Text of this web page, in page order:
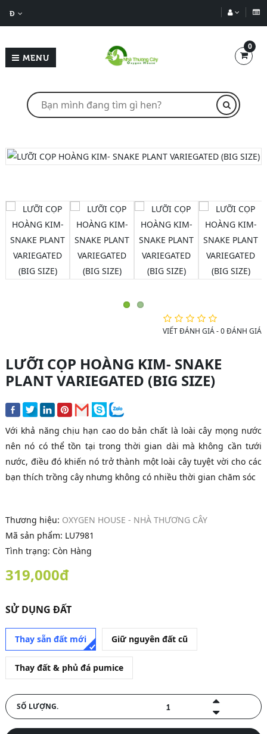
Đ
MENU
0
VIẾT ĐÁNH GIÁ-0 ĐÁNH GIÁ
LƯỠI CỌP HOÀNG KIM- SNAKE
PLANT VARIEGATED (BIG SIZE)
Với khả năng chịu hạn cao do bản chất là loài cây mọng nước
nên nó có thể tồn tại trong thời gian dài mà không cần tưới
nước, điều đó khiến nó trở thành một loài cây tuyệt vời cho các
bạn thích trồng cây nhưng không có nhiều thời gian chăm sóc
Thương hiệu: OXYGEN HOUSE - NHÀ THƯƠNG CÂY
Mã sản phẩm: LU7981
Tình trạng: Còn Hàng
319,000đ
SỬ DỤNG ĐẤT
Thay sẵn đất mới Giữ nguyên đất cũ
Thay đất & phủ đá pumice
SỐ LƯỢNG.